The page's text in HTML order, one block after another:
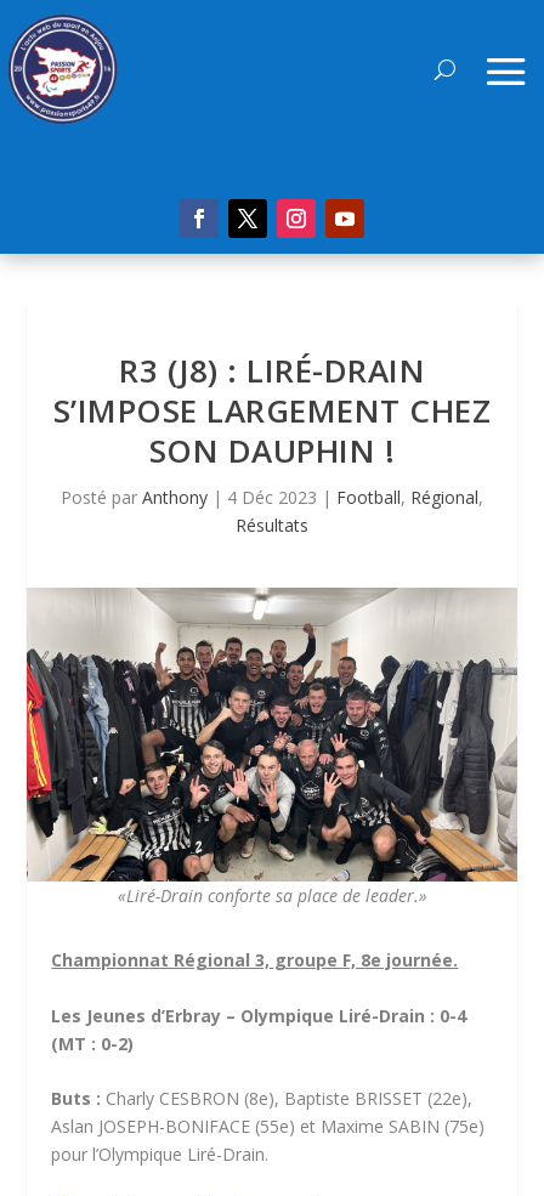
R3 (J8) : LIRÉ-DRAIN
S’IMPOSE LARGEMENT CHEZ
SON DAUPHIN !
Posté par Anthony | 4 Déc 2023 | Football, Régional,
Résultats
«Liré-Drain conforte sa place de leader.»
Championnat Régional 3, groupe F, 8e journée.
Les Jeunes d’Erbray – Olympique Liré-Drain : 0-4
(MT : 0-2)
Buts : Charly CESBRON (8e), Baptiste BRISSET (22e),
Aslan JOSEPH-BONIFACE (55e) et Maxime SABIN (75e)
pour l’Olympique Liré-Drain.